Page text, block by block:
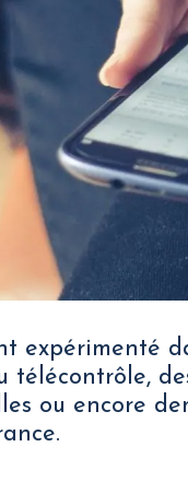
expérimenté
télécontrôle,
ou encore